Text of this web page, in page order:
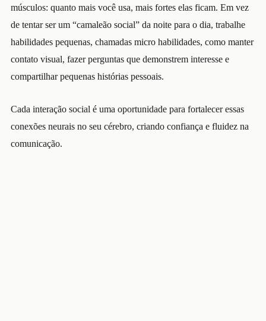
músculos: quanto mais você usa, mais fortes elas ficam. Em vez
de tentar ser um “camaleão social” da noite para o dia, trabalhe
habilidades pequenas, chamadas micro habilidades, como manter
contato visual, fazer perguntas que demonstrem interesse e
compartilhar pequenas histórias pessoais.
Cada interação social é uma oportunidade para fortalecer essas
conexões neurais no seu cérebro, criando confiança e fluidez na
comunicação.